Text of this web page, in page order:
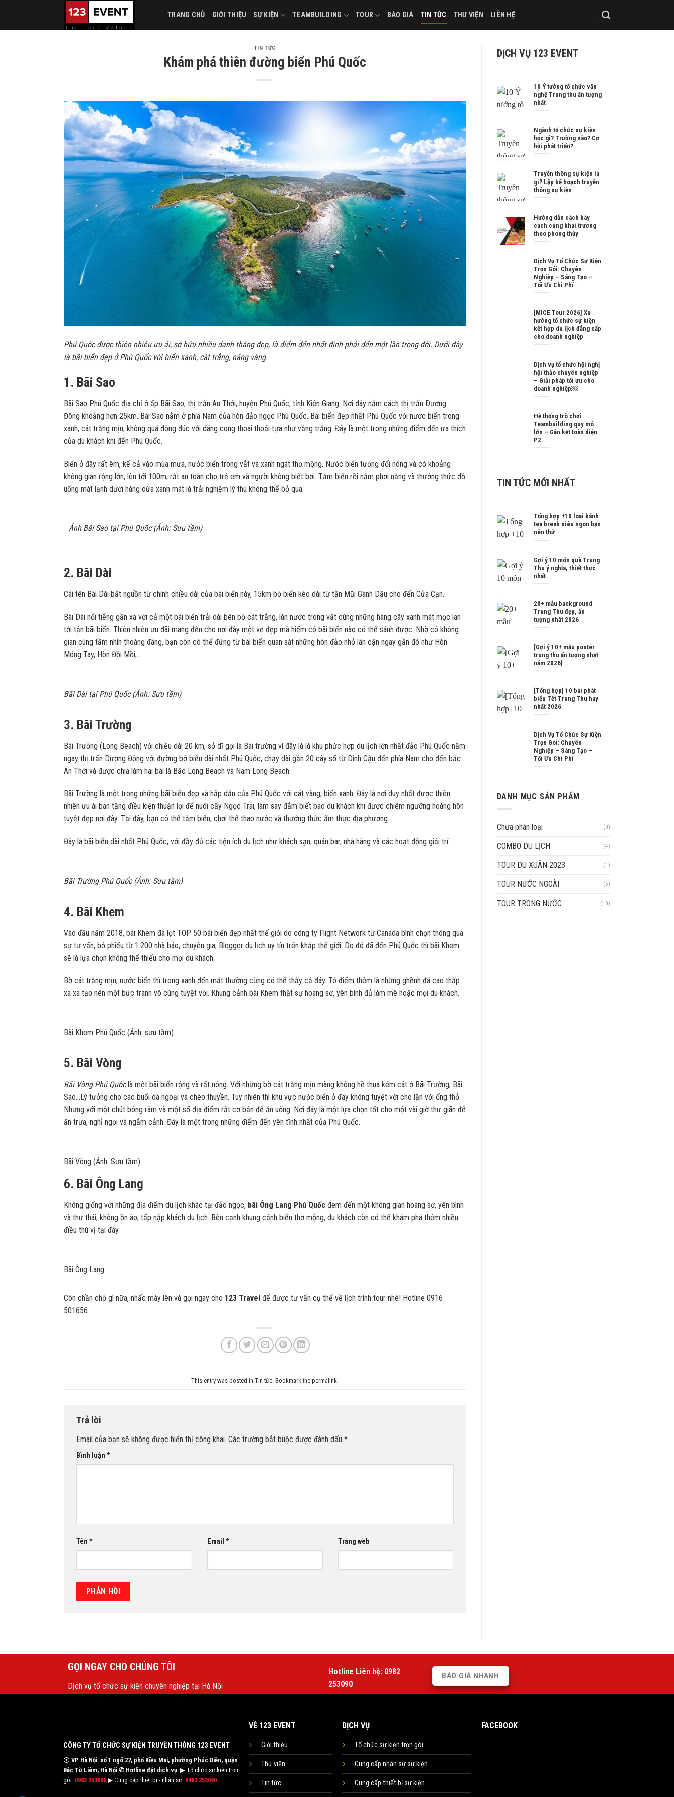
content
TRANG CHỦ GIỚI THIỆU SỰ KIỆN TEAMBUILDING TOUR BÁO GIÁ TIN TỨC THƯ VIỆN LIÊN HỆ
TIN TỨC
Khám phá thiên đường biển Phú Quốc
Phú Quốc được thiên nhiêu ưu ái, sở hữu nhiều danh thắng đẹp, là điểm đến nhất định phải đến một lần trong đời. Dưới đây
là bãi biển đẹp ở Phú Quốc với biển xanh, cát trắng, nắng vàng.
1. Bãi Sao
Bãi Sao Phú Quốc địa chỉ ở ấp Bãi Sao, thị trấn An Thới, huyện Phú Quốc, tỉnh Kiên Giang. Nơi đây nằm cách thị trấn Dương
Đông khoảng hơn 25km. Bãi Sao nằm ở phía Nam của hòn đảo ngọc Phú Quốc. Bãi biển đẹp nhất Phú Quốc với nước biển trong
xanh, cát trắng mịn, không quá đông đúc với dáng cong thoai thoải tựa như vầng trăng. Đây là một trong những điểm đến ưa thích
của du khách khi đến Phú Quốc.
Biển ở đây rất êm, kể cả vào mùa mưa, nước biển trong vắt và xanh ngát thơ mộng. Nước biển tương đối nông và có khoảng
không gian rộng lớn, lên tới 100m, rất an toàn cho trẻ em và người không biết bơi. Tắm biển rồi nằm phơi nắng và thưởng thức đồ
uống mát lạnh dưới hàng dừa xanh mát là trải nghiệm lý thú không thể bỏ qua.
Ảnh Bãi Sao tại Phú Quốc (Ảnh: Sưu tầm)
2. Bãi Dài
Cái tên Bãi Dài bắt nguồn từ chính chiều dài của bãi biển này, 15km bờ biển kéo dài từ tận Mũi Gành Dầu cho đến Cửa Cạn.
Bãi Dài nổi tiếng gần xa với cả một bãi biển trải dài bên bờ cát trắng, làn nước trong vắt cùng những hàng cây xanh mát mọc lan
tới tận bãi biển. Thiên nhiên ưu đãi mang đến cho nơi đây một vẻ đẹp mà hiếm có bãi biển nào có thể sánh được. Nhờ có không
gian cùng tầm nhìn thoáng đãng, bạn còn có thể đứng từ bãi biển quan sát những hòn đảo nhỏ lân cận ngay gần đó như Hòn
Móng Tay, Hòn Đồi Mồi,…
Bãi Dài tại Phú Quốc (Ảnh: Sưu tầm)
3. Bãi Trường
Bãi Trường (Long Beach) với chiều dài 20 km, sở dĩ gọi là Bãi trường vì đây là là khu phức hợp du lịch lớn nhất đảo Phú Quốc nằm
ngay thị trấn Dương Đông với đường bở biển dài nhất Phú Quốc, chạy dài gần 20 cây số từ Dinh Cậu đến phía Nam cho đến bắc
An Thới và được chia làm hai bãi là Bắc Long Beach và Nam Long Beach.
Bãi Trường là một trong những bãi biển đẹp và hấp dẫn của Phú Quốc với cát vàng, biển xanh. Đây là nơi duy nhất được thiên
nhiên ưu ái ban tặng điều kiện thuận lợi để nuôi cấy Ngọc Trai, làm say đắm biết bao du khách khi được chiêm ngưỡng hoàng hôn
tuyệt đẹp nơi đây. Tại đây, bạn có thể tắm biển, chơi thể thao nước và thưởng thức ẩm thực địa phương.
Đây là bãi biển dài nhất Phú Quốc, với đầy đủ các tiện ích du lịch như khách sạn, quán bar, nhà hàng và các hoạt động giải trí.
Bãi Trường Phú Quốc (Ảnh: Sưu tầm)
4. Bãi Khem
Vào đầu năm 2018, bãi Khem đã lọt TOP 50 bãi biển đẹp nhất thế giới do công ty Flight Network từ Canada bình chọn thông qua
sự tư vấn, bỏ phiếu từ 1.200 nhà báo, chuyên gia, Blogger du lịch uy tín trên khắp thế giới. Do đó đã đến Phú Quốc thì bãi Khem
sẽ là lựa chọn không thể thiếu cho mọi du khách.
Bờ cát trắng mịn, nước biển thì trong xanh đến mắt thường cũng có thể thấy cả đáy. Tô điểm thêm là những ghềnh đá cao thấp
xa xa tạo nên một bức tranh vô cùng tuyệt vời. Khung cảnh bãi Khem thật sự hoang sơ, yên bình đủ làm mê hoặc mọi du khách.
Bài Khem Phú Quốc (Ảnh: sưu tầm)
5. Bãi Vòng
Bãi Vòng Phú Quốclà một bãi biển rộng và rất nông. Với những bờ cát trắng mịn màng không hề thua kém cát ở Bãi Trường, Bãi
Sao…Lý tưởng cho các buổi dã ngoại và chèo thuyền. Tuy nhiên thì khu vực nước biển ở đây không tuyệt vời cho lặn với ống thở.
Nhưng với một chút bóng râm và một số địa điểm rất cơ bản để ăn uống. Nơi đây là một lựa chọn tốt cho một vài giờ thư giãn để
ăn trưa, nghỉ ngơi và ngắm cảnh. Đây là một trong những điểm đến yên tĩnh nhất của Phú Quốc.
Bãi Vòng (Ảnh: Sưu tầm)
6. Bãi Ông Lang
Không giống với những địa điểm du lịch khác tại đảo ngọc, bãi Ông Lang Phú Quốc đem đến một không gian hoang sơ, yên bình
và thư thái, không ồn ào, tấp nập khách du lịch. Bên cạnh khung cảnh biển thơ mộng, du khách còn có thể khám phá thêm nhiều
điều thú vị tại đây.
Bãi Ông Lang
Còn chần chờ gì nữa, nhấc máy lên và gọi ngay cho 123 Travel để được tư vấn cụ thể về lịch trình tour nhé! Hotline 0916
501656
This entry was posted inTin tức . Bookmark thepermalink
Trả lời
Email của bạn sẽ không được hiển thị công khai. Các trường bắt buộc được đánh dấu *
Bình luận *
Tên * Email * Trang web
DỊCH VỤ 123 EVENT
10 Ý tưởng tổ chức văn
nghệ Trung thu ấn tượng
nhất
Ngành tổ chức sự kiện
học gì? Trường nào? Cơ
hội phát triển?
Truyền thông sự kiện là
gì? Lập kế hoạch truyền
thông sự kiện
Hướng dẫn cách bày
cách cúng khai trương
theo phong thủy
Dịch Vụ Tổ Chức Sự Kiện
Trọn Gói: Chuyên
Nghiệp – Sáng Tạo –
Tối Ưu Chi Phí
[MICE Tour 2026] Xu
hướng tổ chức sự kiện
kết hợp du lịch đẳng cấp
cho doanh nghiệp
Dịch vụ tổ chức hội nghị
hội thảo chuyên nghiệp
– Giải pháp tối ưu cho
doanh nghiệp￼
Hệ thống trò chơi
Teambuilding quy mô
lớn – Gắn kết toàn diện
P2
TIN TỨC MỚI NHẤT
Tổng hợp +10 loại bánh
tea break siêu ngon bạn
nên thử
Gợi ý 10 món quà Trung
Thu ý nghĩa, thiết thực
nhất
20+ mẫu background
Trung Thu đẹp, ấn
tượng nhất 2026
[Gợi ý 10+ mẫu poster
trung thu ấn tượng nhất
năm 2026]
[Tổng hợp] 10 bài phát
biểu Tết Trung Thu hay
nhất 2026
Dịch Vụ Tổ Chức Sự Kiện
Trọn Gói: Chuyên
Nghiệp – Sáng Tạo –
Tối Ưu Chi Phí
DANH MỤC SẢN PHẨM
Chưa phân loại (0)
COMBO DU LỊCH (4)
TOUR DU XUÂN 2023 (1)
TOUR NƯỚC NGOÀI (5)
TOUR TRONG NƯỚC (10)
GỌI NGAY CHO CHÚNG TÔI
Dịch vụ tổ chức sự kiện chuyên nghiệp tại Hà Nội
Hotline Liên hệ: 0982
253090
BÁO GIÁ NHANH
CÔNG TY TỔ CHỨC SỰ KIỆN TRUYỀN THÔNG 123 EVENT
⦿ VP Hà Nội: số 1 ngõ 27, phố Kiều Mai, phường Phúc Diễn, quận
Bắc Từ Liêm, Hà Nội ✆ Hotline đặt dịch vụ:▶ Tổ chức sự kiện trọn
gói: 0982 253090▶ Cung cấp thiết bị - nhân sự: 0982 253090
VỀ 123 EVENT
Giới thiệu
Thư viện
Tin tức
DỊCH VỤ
Tổ chức sự kiện trọn gói
Cung cấp nhân sự sự kiện
Cung cấp thiết bị sự kiện
FACEBOOK